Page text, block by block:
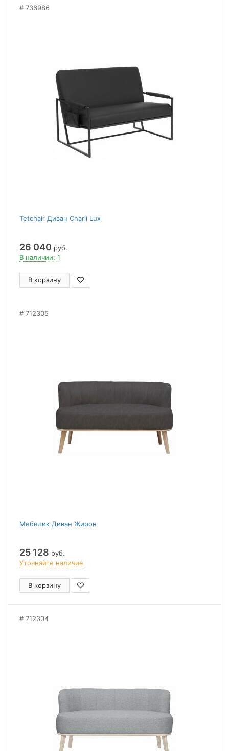
736986
Tetchair Диван Charli Lux
26 040 руб.
В наличии: 1
В корзину
712305
Мебелик Диван Жирон
25 128 руб.
Уточняйте наличие
В корзину
712304